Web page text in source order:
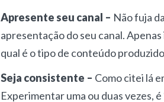
Apresente seu canal – Não fuja
apresentação do seu canal.
qual é o tipo de conteúdo
Seja consistente – Como citei lá
Experimentar uma ou duas vezes,